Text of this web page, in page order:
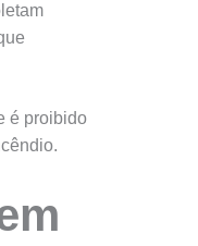
é proibido